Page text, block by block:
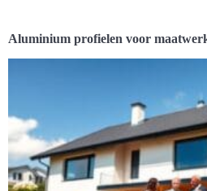
Aluminium profielen voor